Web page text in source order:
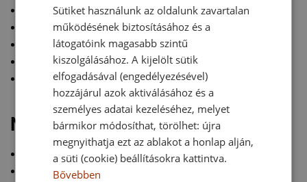
Szélesformátumú tekercses nyomtatás
Textil nyomtatás
Digitális stancolás és marás
Grafikai tervezés
Kis formátumú íves nyomtatás
MEGTÉRÜLŐ MEGOLDÁSOK
Nyomdai szolgáltatások
Nyomtatás - nyomda XIII. kerület
Sütiket használunk az oldalunk zavartalan
működésének biztosításához és a
látogatóink magasabb szintű
kiszolgálásához. A kijelölt sütik
elfogadásával (engedélyezésével)
hozzájárul azok aktiválásához és a
személyes adatai kezeléséhez, melyet
bármikor módosíthat, törölhet: újra
megnyithatja ezt az ablakot a honlap alján,
a süti (cookie) beállításokra kattintva.
Bővebben